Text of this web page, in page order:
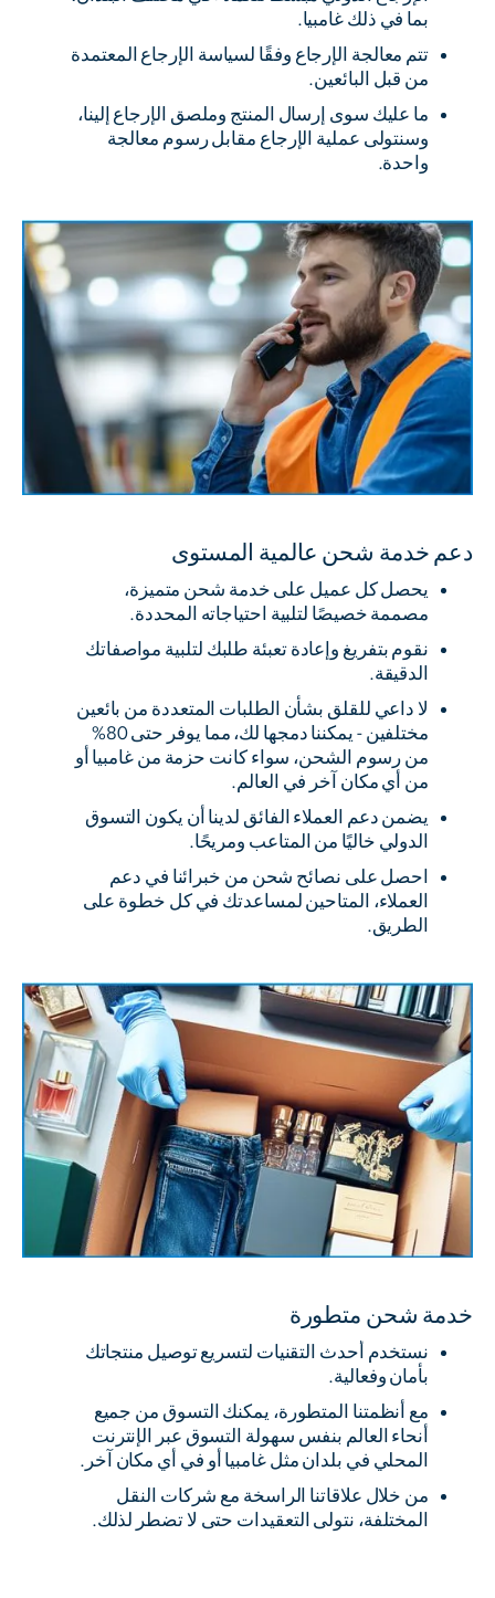
بما في ذلك غامبيا.
تتم معالجة الإرجاع وفقًا لسياسة الإرجاع المعتمدة
من قبل البائعين.
ما عليك سوى إرسال المنتج وملصق الإرجاع إلينا،
وسنتولى عملية الإرجاع مقابل رسوم معالجة
واحدة.
دعم خدمة شحن عالمية المستوى
يحصل كل عميل على خدمة شحن متميزة،
مصممة خصيصًا لتلبية احتياجاته المحددة.
نقوم بتفريغ وإعادة تعبئة طلبك لتلبية مواصفاتك
الدقيقة.
لا داعي للقلق بشأن الطلبات المتعددة من بائعين
مختلفين - يمكننا دمجها لك، مما يوفر حتى 80%
من رسوم الشحن، سواء كانت حزمة من غامبيا أو
من أي مكان آخر في العالم.
يضمن دعم العملاء الفائق لدينا أن يكون التسوق
الدولي خاليًا من المتاعب ومريحًا.
احصل على نصائح شحن من خبرائنا في دعم
العملاء، المتاحين لمساعدتك في كل خطوة على
الطريق.
خدمة شحن متطورة
نستخدم أحدث التقنيات لتسريع توصيل منتجاتك
بأمان وفعالية.
مع أنظمتنا المتطورة، يمكنك التسوق من جميع
أنحاء العالم بنفس سهولة التسوق عبر الإنترنت
المحلي في بلدان مثل غامبيا أو في أي مكان آخر.
من خلال علاقاتنا الراسخة مع شركات النقل
المختلفة، نتولى التعقيدات حتى لا تضطر لذلك.